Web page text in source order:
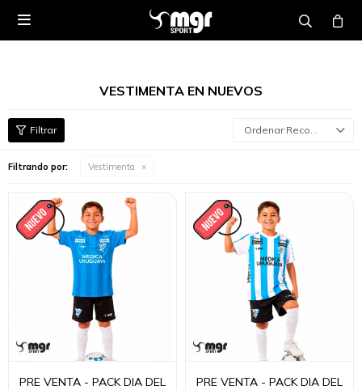

VESTIMENTA EN NUEVOS
Recomendados
Filtrando por: Vestimenta
PRE VENTA - PACK DIA DEL
PRE VENTA - PACK DIA DEL